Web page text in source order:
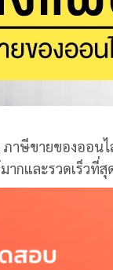
ภาษีขายของออน
ากและรวดเร็ว